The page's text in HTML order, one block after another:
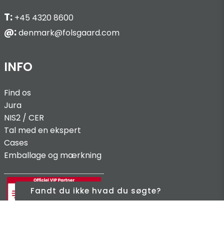
T: +45 4320 8600
@:denmark@folsgaard.com
INFO
Find os
Jura
NIS2 / CER
Tal med en ekspert
Cases
Emballage og mærkning
Fandt du ikke hvad du søgte?